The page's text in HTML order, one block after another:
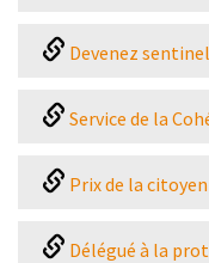
Devenez
Service de la
Prix de la
Délégué à la